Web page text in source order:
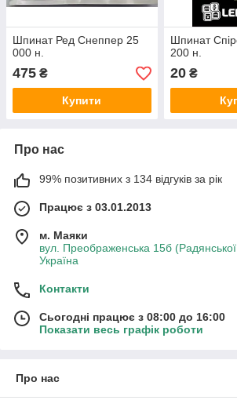
Шпинат Ред Снеппер 25
000 н.
475 ₴
Купити
Шпинат
200 н.
20₴
Про нас
99% позитивних з 134 відгуків за рік
Працює з 03.01.2013
м. Маяки
вул. Преображенська 15б
Україна
Контакти
Сьогодні працює з 08:00 до 16:00
Показати весь графік роботи
Про нас